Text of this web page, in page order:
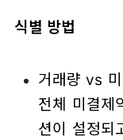
식별 방법
거래량 vs
전체 미결제
션이 설정되